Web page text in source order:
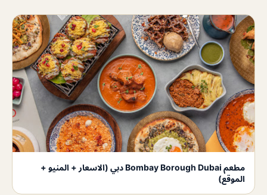
مطعم Bombay Borough Dubai دبي (الاسعار + المنيو +
الموقع)